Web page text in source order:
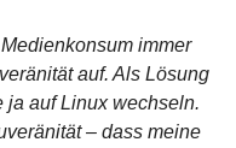
immer
auf. Als Lösung
ja auf Linux wechseln.
– dass meine